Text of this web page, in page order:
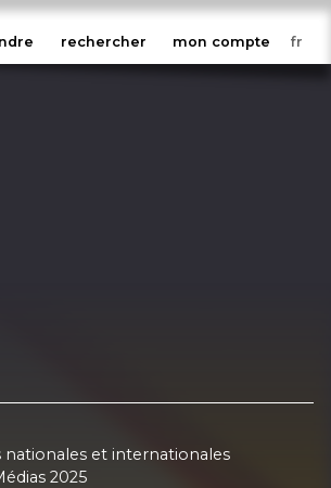
rechercher mon compte
nationales et internationales
2025